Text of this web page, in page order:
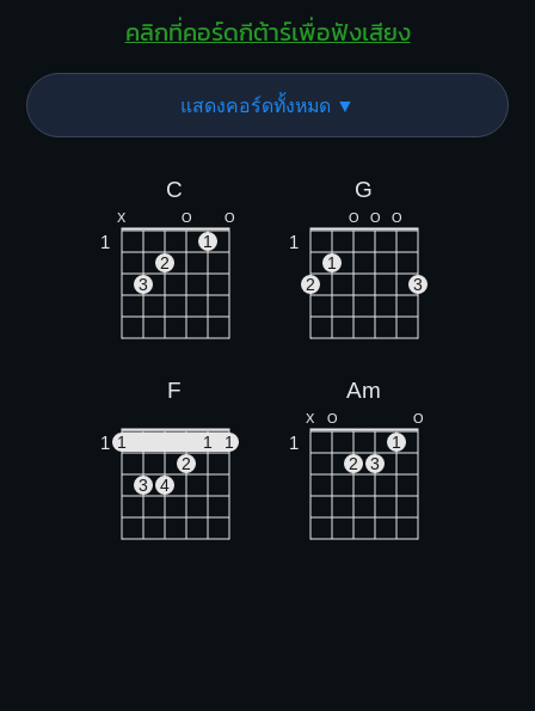
คลิกที่คอร์ดกีต้าร์เพื่อฟังเสียง
แสดงคอร์ดทั้งหมด ▼
C
X O O
1
1
2
3
G
O O O
1
1
2
3
F
1 1 1
1
2
3
4
Am
X O O
1
1
2
3